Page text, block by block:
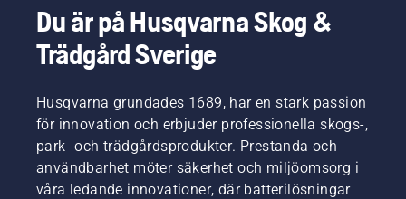
Du är på Husqvarna Skog &
Trädgård Sverige
Husqvarna grundades 1689, har en stark passion
för innovation och erbjuder professionella skogs-,
park- och trädgårdsprodukter. Prestanda och
användbarhet möter säkerhet och miljöomsorg i
våra ledande innovationer, där batterilösningar